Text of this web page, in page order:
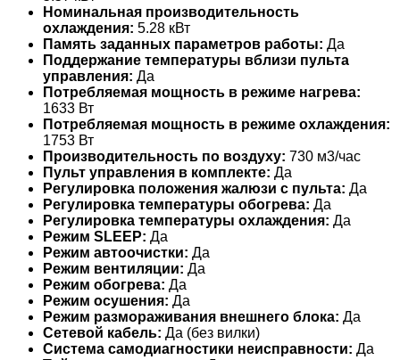
Номинальная производительность
охлаждения: 5.28 кВт
Память заданных параметров работы: Да
Поддержание температуры вблизи пульта
управления: Да
Потребляемая мощность в режиме нагрева:
1633 Вт
Потребляемая мощность в режиме охлаждения:
1753 Вт
Производительность по воздуху: 730 м3/час
Пульт управления в комплекте: Да
Регулировка положения жалюзи с пульта: Да
Регулировка температуры обогрева: Да
Регулировка температуры охлаждения: Да
Режим SLEEP: Да
Режим автоочистки: Да
Режим вентиляции: Да
Режим обогрева: Да
Режим осушения: Да
Режим размораживания внешнего блока: Да
Сетевой кабель: Да (без вилки)
Система самодиагностики неисправности: Да